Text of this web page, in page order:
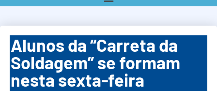
Alunos da “Carreta da
Soldagem” se formam
nesta sexta-feira